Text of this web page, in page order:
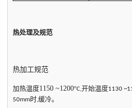
热处理及规范
热加工规范
加热温度1150 ~1200°C,开始温度1130
50mm时,缓冷。